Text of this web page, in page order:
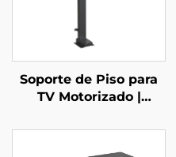
Soporte de Piso para
TV Motorizado |
con Control Remoto
para Pantallas de 37–